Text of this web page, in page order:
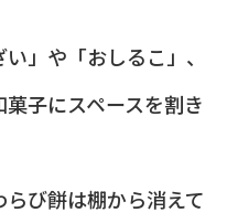
」や「おしるこ」、
菓子にスペースを割き
び餅は棚から消えて